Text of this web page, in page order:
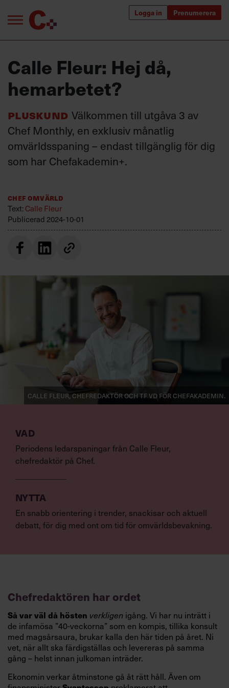
Logga in Prenumerera
Logga in
Prenumerera
Om oss
Kontakta oss
Kundservice
personuppgiftsbehandling
Bra ledare förändrar världen
Innehåll från Chef
Utbildning för ledare
Chefakademin+
Populära utbildningar
Calle Fleur: Hej då,
hemarbetet?
Pluskund Välkommen till utgåva 3 av
Chef Monthly, en exklusiv månatlig
omvärldsspaning – endast tillgänglig för dig
som har Chefakademin+.
Chef Omvärld
Text: Calle Fleur
Publicerad 2024-10-01
VAD
Periodens ledarspaningar från Calle Fleur,
chefredaktör på Chef.
NYTTA
En snabb orientering i trender, snackisar och aktuell
debatt, för dig med ont om tid för omvärldsbevakning.
Calle Fleur, chefredaktör och tf vd för Chefakademin.
Chefredaktören har ordet
Så var väl då hösten verkligen igång. Vi har nu inträtt i
de infamösa ”40-veckorna” som en kompis, tillika konsult
med magsårsaura, brukar kalla den här tiden på året. Ni
vet, när allt ska färdigställas och levereras på samma
gång – helst innan julkoman inträder.
Ekonomin verkar åtminstone gå åt rätt håll. Även om